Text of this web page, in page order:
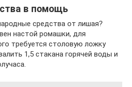
в помощь
средства от лишая?
настой ромашки, для
требуется столовую ложку
1,5 стакана горячей воды и